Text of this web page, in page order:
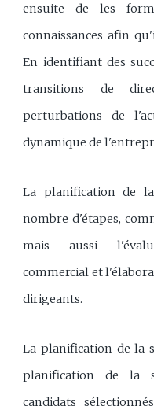
ensuite de les
connaissances afin
En identifiant des
transitions de
perturbations de
dynamique de
La planification de
nombre d'étapes,
mais aussi
commercial et
dirigeants.
La planification de la
planification de la
candidats